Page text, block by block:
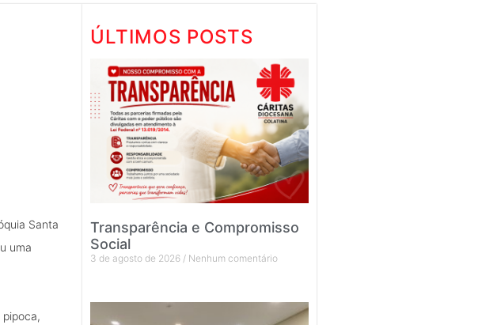
Santa
uma
ÚLTIMOS POSTS
Transparência e Compromisso
Social
3 de agosto de 2026 Nenhum comentário